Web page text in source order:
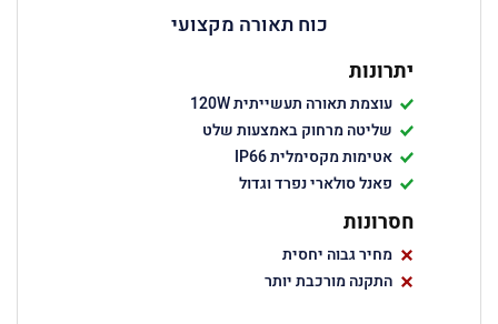
כוח תאורה מקצועי
יתרונות
עוצמת תאורה תעשייתית 120W
שליטה מרחוק באמצעות שלט
אטימות מקסימלית IP66
פאנל סולארי נפרד וגדול
חסרונות
מחיר גבוה יחסית
התקנה מורכבת יותר